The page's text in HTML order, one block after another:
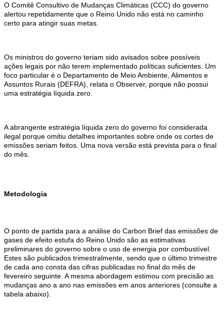
O Comitê Consultivo de Mudanças Climáticas (CCC) do governo
alertou repetidamente que o Reino Unido não está no caminho
certo para atingir suas metas.
Os ministros do governo teriam sido avisados ​​sobre possíveis
ações legais por não terem implementado políticas suficientes. Um
foco particular é o Departamento de Meio Ambiente, Alimentos e
Assuntos Rurais (DEFRA), relata o Observer, porque não possui
uma estratégia líquida zero.
A abrangente estratégia líquida zero do governo foi considerada
ilegal porque omitiu detalhes importantes sobre onde os cortes de
emissões seriam feitos. Uma nova versão está prevista para o final
do mês.
Metodologia
O ponto de partida para a análise do Carbon Brief das emissões de
gases de efeito estufa do Reino Unido são as estimativas
preliminares do governo sobre o uso de energia por combustível.
Estes são publicados trimestralmente, sendo que o último trimestre
de cada ano consta das cifras publicadas no final do mês de
fevereiro seguinte. A mesma abordagem estimou com precisão as
mudanças ano a ano nas emissões em anos anteriores (consulte a
tabela abaixo).